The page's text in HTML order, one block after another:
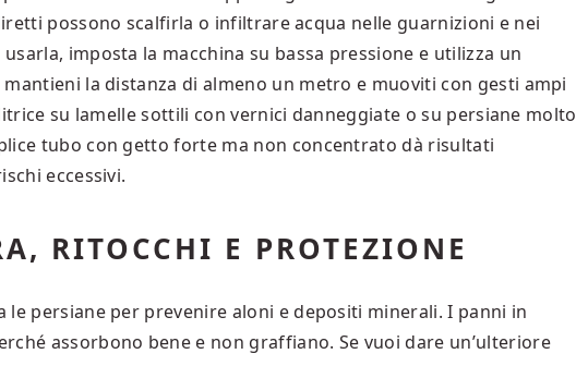
possono scalfirla o infiltrare acqua nelle guarnizioni e nei
imposta la macchina su bassa pressione e utilizza un
la distanza di almeno un metro e muoviti con gesti ampi
su lamelle sottili con vernici danneggiate o su persiane molto
tubo con getto forte ma non concentrato dà risultati
eccessivi.
RITOCCHI E PROTEZIONE
le persiane per prevenire aloni e depositi minerali. I panni in
assorbono bene e non graffiano. Se vuoi dare un’ulteriore